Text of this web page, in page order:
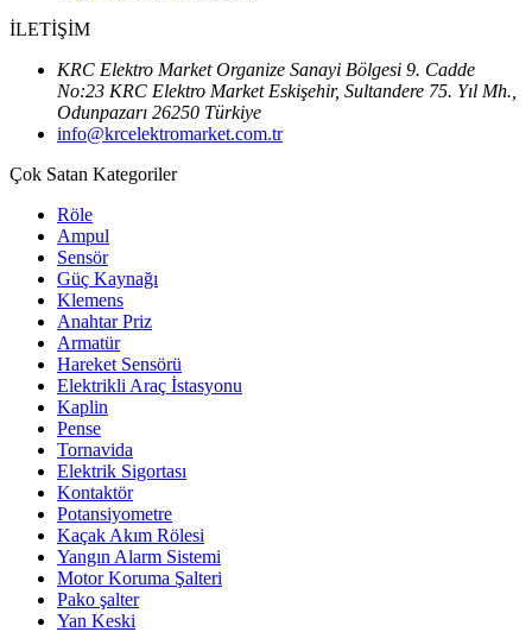
İLETİŞİM
KRC Elektro Market Organize Sanayi Bölgesi 9. Cadde
No:23 KRC Elektro Market Eskişehir, Sultandere 75. Yıl Mh.,
Odunpazarı 26250 Türkiye
info@krcelektromarket.com.tr
Çok Satan Kategoriler
Röle
Ampul
Sensör
Güç Kaynağı
Klemens
Anahtar Priz
Armatür
Hareket Sensörü
Elektrikli Araç İstasyonu
Kaplin
Pense
Tornavida
Elektrik Sigortası
Kontaktör
Potansiyometre
Kaçak Akım Rölesi
Yangın Alarm Sistemi
Motor Koruma Şalteri
Pako şalter
Yan Keski